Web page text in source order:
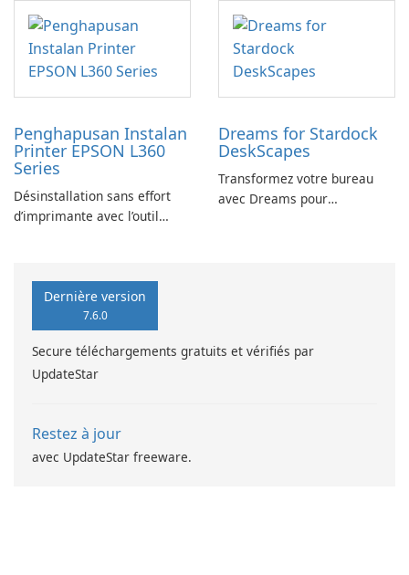
Penghapusan Instalan
Printer EPSON L360
Series
Désinstallation sans effort
d’imprimante avec l’outil
Dreams for Stardock
DeskScapes
Transformez votre bureau
avec Dreams pour
Dernière version
7.6.0
Secure téléchargements gratuits et vérifiés par
UpdateStar
Restez à jour
avec UpdateStar freeware.